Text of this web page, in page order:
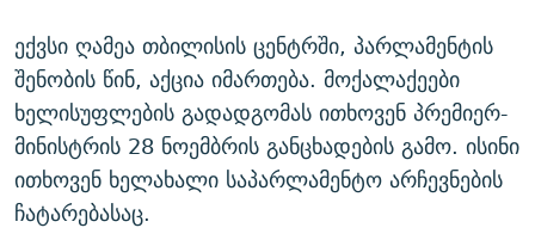
ექვსი ღამეა თბილისის ცენტრში, პარლამენტის
შენობის წინ, აქცია იმართება. მოქალაქეები
ხელისუფლების გადადგომას ითხოვენ პრემიერ-
მინისტრის 28 ნოემბრის განცხადების გამო. ისინი
ითხოვენ ხელახალი საპარლამენტო არჩევნების
ჩატარებასაც.